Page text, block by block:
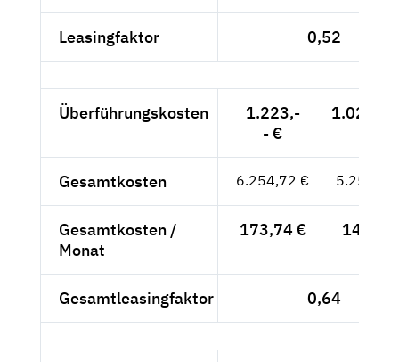
Leasingfaktor 0,52
Überführungskosten
1.223,-
- €
Gesamtkosten 6.254,72 € 5.256,07
Gesamtkosten /
Monat
173,74 € 146,--
Gesamtleasingfaktor 0,64